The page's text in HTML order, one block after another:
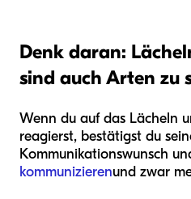
Denk daran:
sind auch Arten zu
Wenn du auf das Lächeln
reagierst, bestätigst du
Kommunikationswunsch
kommunizierenund zwar